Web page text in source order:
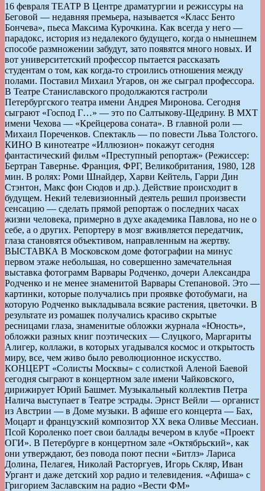
16 февраля ТЕАТР В Центре драматургии и режиссуры на
Беговой — недавняя премьера, называется «Класс Бенто
Бончева», пьеса Максима Курочкина. Как всегда у него —
парадокс, история из недалекого будущего, когда о нынешнем
способе размножении забудут, зато появятся много новых. И
вот университетский профессор пытается рассказать
студентам о том, как когда-то строились отношения между
полами. Поставил Михаил Угаров, он же сыграл профессора.
В Театре Станиславского продолжаются гастроли
Петербургского театра имени Андрея Миронова. Сегодня
сыграют «Господ Г…» — это по Салтыкову-Щедрину. В МХТ
имени Чехова — «Крейцерова соната». В главной роли —
Михаил Пореченков. Спектакль — по повести Льва Толстого.
КИНО В кинотеатре «Иллюзион» покажут сегодня
фантастический фильм «Преступный репортаж» (Режиссер:
Бертран Тавернье. Франция, ФРГ, Великобритания, 1980, 128
мин. В ролях: Роми Шнайдер, Харви Кейтель, Гарри Дин
Стэнтон, Макс фон Сюдов и др.). Действие происходит в
будущем. Некий телевизионный деятель решил произвести
сенсацию — сделать прямой репортаж о последних часах
жизни человека, примерно в духе академика Павлова, но не о
себе, а о других. Репортеру в мозг вживляется передатчик,
глаза становятся объективом, направленным на жертву.
ВЫСТАВКА В Московском доме фотографии на минус
первом этаже небольшая, но совершенно замечательная
выставка фотограмм Варвары Родченко, дочери Александра
Родченко и не менее знаменитой Варвары Степановой. Это —
картинки, которые получались при проявке фотобумаги, на
которую Родченко выкладывала всякие растения, цветочки. В
результате из ромашек получались красиво скрытые
ресницами глаза, знаменитые обложки журнала «Юность»,
обложки разных книг поэтических — Слуцкого, Маргариты
Алигер, коллажи, в которых угадывался космос и открытость
миру, все, чем живо было революционное искусство.
КОНЦЕРТ «Солисты Москвы» с солисткой Аленой Баевой
сегодня сыграют в концертном зале имени Чайковского,
дирижирует Юрий Башмет. Музыкальный коллектив Петра
Налича выступает в Театре эстрады. Эрнст Вейли — органист
из Австрии — в Доме музыки. В афише его концерта — Бах,
Моцарт и французский композитор ХХ века Оливье Мессиан.
Псой Короленко поет свои баллады вечером в клубе «Проект
ОГИ». В Петербурге в концертном зале «Октябрьский», как
они утверждают, без повода поют песни «Битлз» Лариса
Долина, Пелагея, Николай Расторгуев, Игорь Скляр, Иван
Ургант и даже детский хор радио и телевидения. «Афиша» с
Григорием Заславским на радио «Вести ФМ»